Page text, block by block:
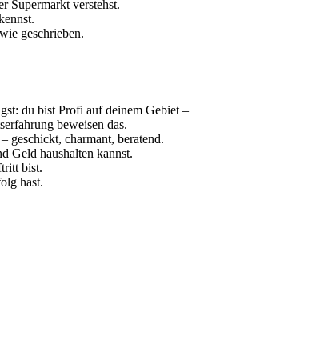
Supermarkt verstehst.
geschrieben.
du bist Profi auf deinem Gebiet –
beweisen das.
geschickt, charmant, beratend.
Geld haushalten kannst.
bist.
hast.